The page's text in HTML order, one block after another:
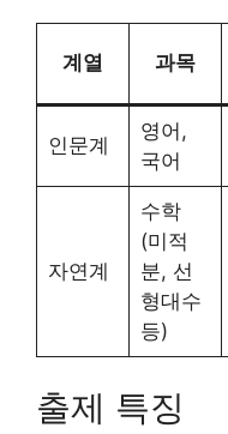
계열 과목
인문계
영어,
국어
자연계
수학
(미적
분, 선
형대수
등)
출제 특징